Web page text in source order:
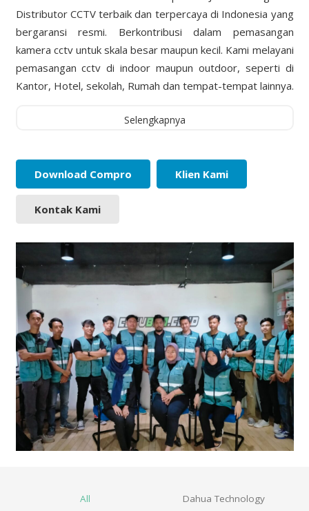
Distributor CCTV terbaik dan terpercaya di Indonesia yang
bergaransi resmi. Berkontribusi dalam pemasangan
kamera cctv untuk skala besar maupun kecil. Kami melayani
pemasangan cctv di indoor maupun outdoor, seperti di
Kantor, Hotel, sekolah, Rumah dan tempat-tempat lainnya.
Selengkapnya
Download Compro Klien Kami
Kontak Kami
All Dahua Technology